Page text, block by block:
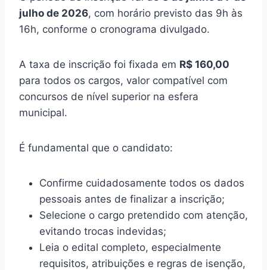
julho de 2026, com horário previsto das 9h às
16h, conforme o cronograma divulgado.
A taxa de inscrição foi fixada em R$ 160,00
para todos os cargos, valor compatível com
concursos de nível superior na esfera
municipal.
É fundamental que o candidato:
Confirme cuidadosamente todos os dados
pessoais antes de finalizar a inscrição;
Selecione o cargo pretendido com atenção,
evitando trocas indevidas;
Leia o edital completo, especialmente
requisitos, atribuições e regras de isenção,